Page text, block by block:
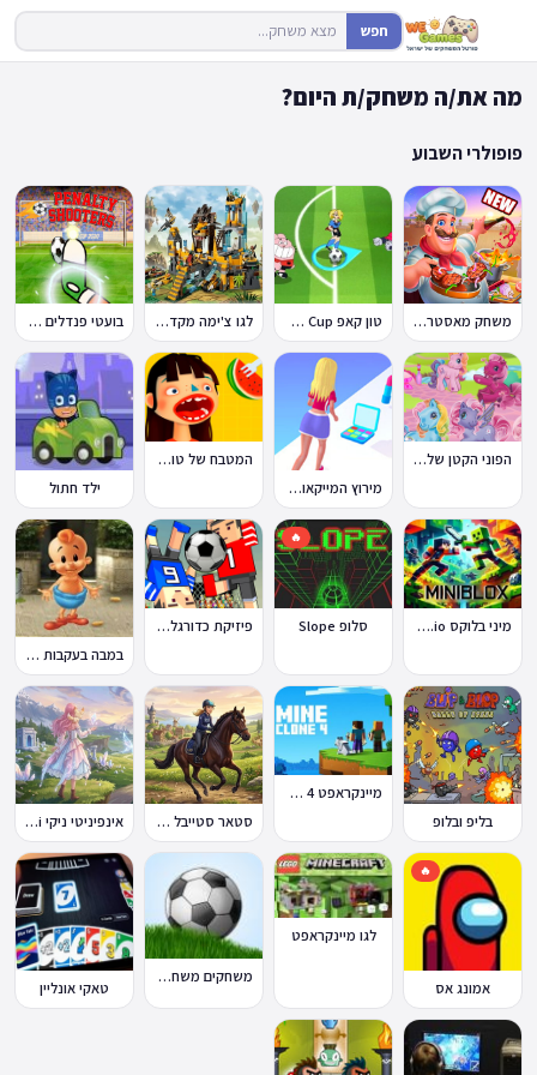
חפש
מה את/ה משחק/ת היום?
פופולרי השבוע
משחק מאסטר שף טון קאפ Toon Cup לגו צ'ימה מקדש האריות בועטי פנדלים Penalty Shooters
הפוני הקטן שלי: מסיבה בכפר
מירוץ המייקאובר Makeover Run
המטבח של טוקה בוקה
ילד חתול
מיני בלוקס Miniblox.io
🔥
סלופ Slope
פיזיקת כדורגל Soccer Physics
במבה בעקבות החטיף החטוף 2
בליפ ובלופ
מיינקראפט 4 קלון
סטאר סטייבל Star Stable Online
אינפיניטי ניקי Infinity Nikki
🔥
אמונג אס
לגו מיינקראפט
משחקים משחקי כדורגל במחשב וברשת
טאקי אונליין